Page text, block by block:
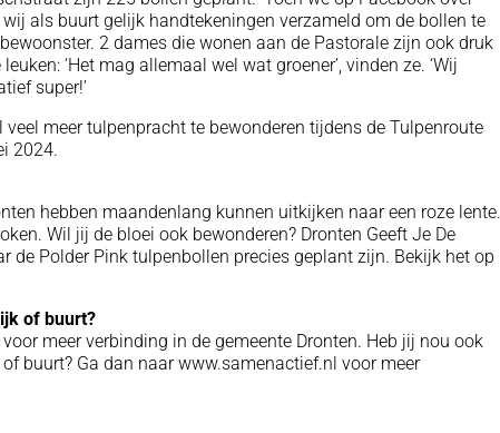
als buurt gelijk handtekeningen verzameld om de bollen te
2 dames die wonen aan de Pastorale zijn ook druk
‘Het mag allemaal wel wat groener’, vinden ze. ‘Wij
super!’
meer tulpenpracht te bewonderen tijdens de Tulpenroute
2024.
hebben maandenlang kunnen uitkijken naar een roze lente.
Wil jij de bloei ook bewonderen? Dronten Geeft Je De
de Polder Pink tulpenbollen precies geplant zijn. Bekijk het op
of buurt?
meer verbinding in de gemeente Dronten. Heb jij nou ook
buurt? Ga dan naar www.samenactief.nl voor meer